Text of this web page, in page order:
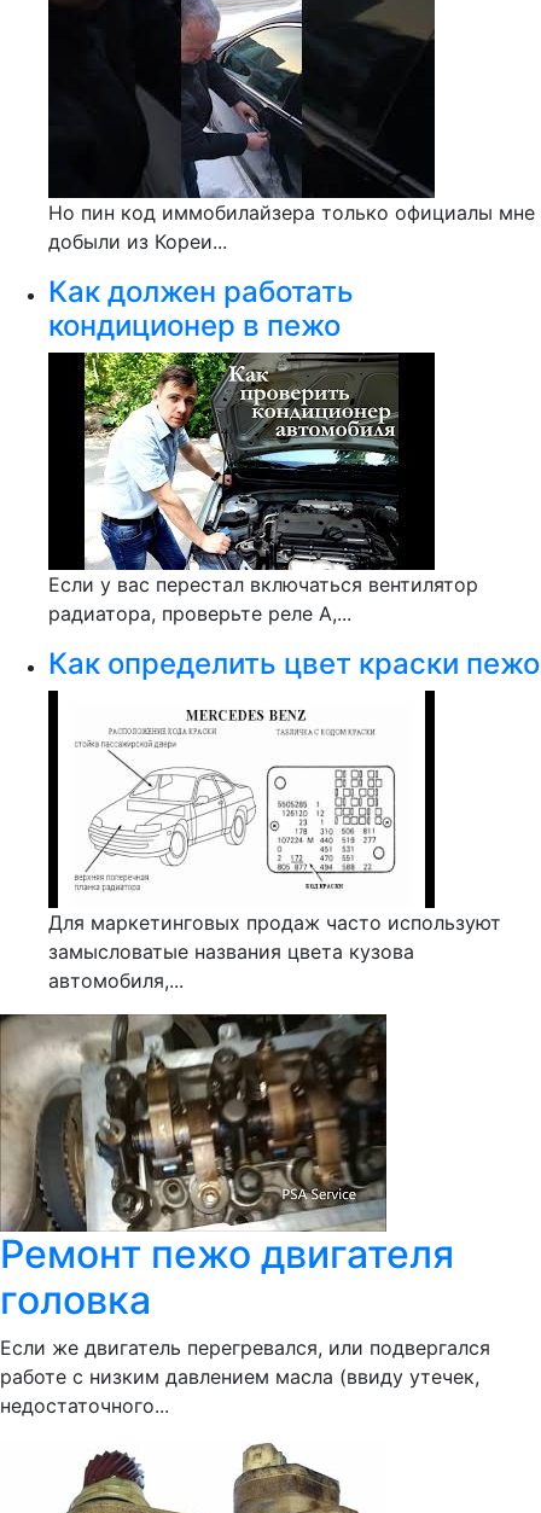
Но пин код иммобилайзера только официалы мне
добыли из Кореи...
Как должен работать
кондиционер в пежо
Если у вас перестал включаться вентилятор
радиатора, проверьте реле A,...
Как определить цвет краски пежо
Для маркетинговых продаж часто используют
замысловатые названия цвета кузова
автомобиля,...
Ремонт пежо двигателя
головка
Если же двигатель перегревался, или подвергался
работе с низким давлением масла (ввиду утечек,
недостаточного...